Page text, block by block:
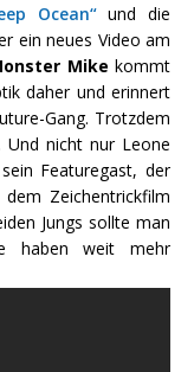
Ocean“und die
ein neues Video am
Mike kommt
daher und erinnert
Gang. Trotzdem
nicht nur Leone
Featuregast, der
Zeichentrickfilm
Jungs sollte man
haben weit mehr